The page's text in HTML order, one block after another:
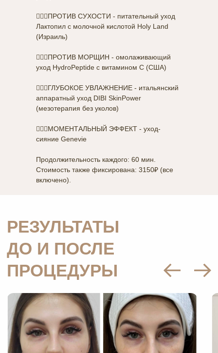
🧖🏼‍♀️ПРОТИВ СУХОСТИ - питательный уход
Лактопил с молочной кислотой Holy Land
(Израиль)
🧖🏼‍♀️ПРОТИВ МОРЩИН - омолаживающий
уход HydroPeptide с витамином С (США)
🧖🏼‍♀️ГЛУБОКОЕ УВЛАЖНЕНИЕ - итальянский
аппаратный уход DIBI SkinPower
(мезотерапия без уколов)
🧖🏼‍♀️МОМЕНТАЛЬНЫЙ ЭФФЕКТ - уход-
сияние Genevie
Продолжительность каждого: 60 мин.
Стоимость также фиксирована: 3150₽ (все
включено).